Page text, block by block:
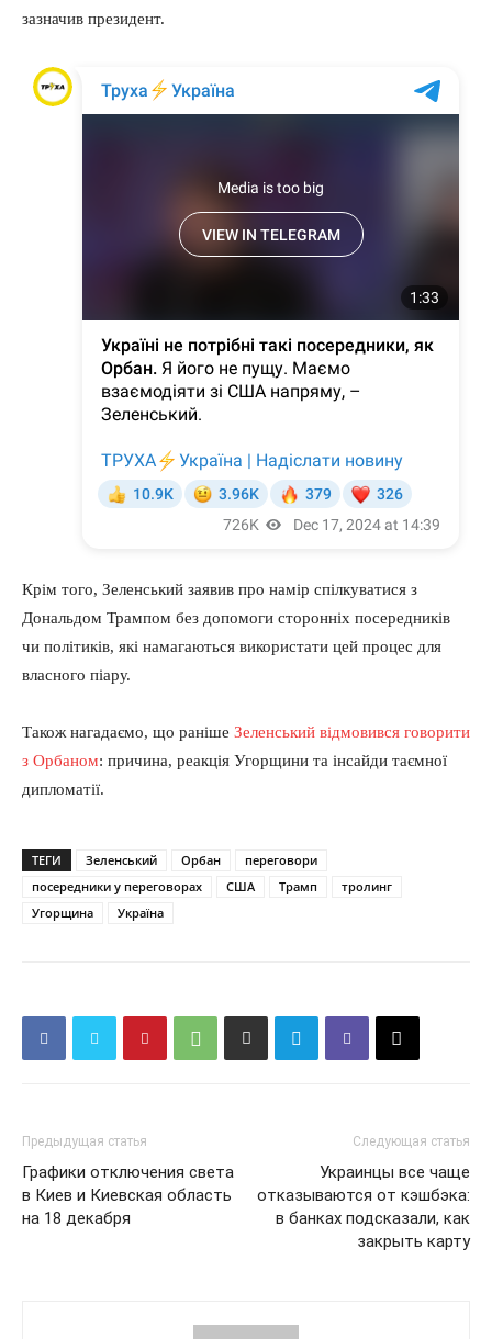
зазначив президент.
Крім того, Зеленський заявив про намір спілкуватися з
Дональдом Трампом без допомоги сторонніх посередників
чи політиків, які намагаються використати цей процес для
власного піару.
Також нагадаємо, що раніше Зеленський відмовився говорити
з Орбаном: причина, реакція Угорщини та інсайди таємної
дипломатії.
ТЕГИ Зеленський Орбан
переговори
посередники у переговорах
США Трамп
тролинг
Угорщина
Україна
Предыдущая статья
Графики отключения света
в Киев и Киевская область
на 18 декабря
Следующая статья
Украинцы все чаще
отказываются от кэшбэка:
в банках подсказали, как
закрыть карту